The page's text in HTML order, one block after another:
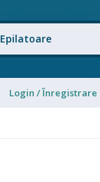
Epilatoare
Login / Înregistrare